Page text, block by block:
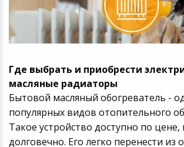
Где выбрать и приобрести
масляные радиаторы
Бытовой масляный обогреватель -
популярных видов отопительного
Такое устройство доступно по
долговечно. Его легко перенести из